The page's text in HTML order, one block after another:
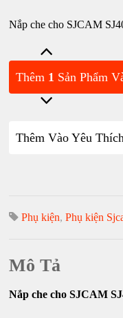
Nắp che cho SJCAM
Thêm 1 Sản Phẩm
Thêm Vào Yêu
Phụ kiện, Phụ kiện
Mô Tả
Nắp che cho SJCAM